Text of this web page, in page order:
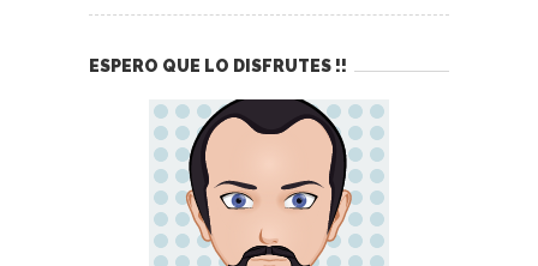
ESPERO QUE LO DISFRUTES !!